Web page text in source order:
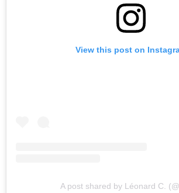
View this post on
A post shared by Léonard C.